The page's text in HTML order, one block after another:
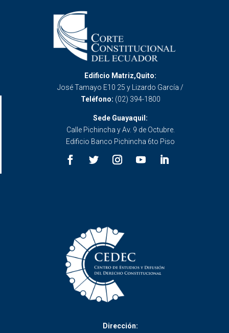
Edificio Matriz,Quito:
José Tamayo E10 25 y Lizardo García /
Teléfono: (02) 394-1800
Sede Guayaquil:
Calle Pichincha y Av. 9 de Octubre.
Edificio Banco Pichincha 6to Piso
Dirección: